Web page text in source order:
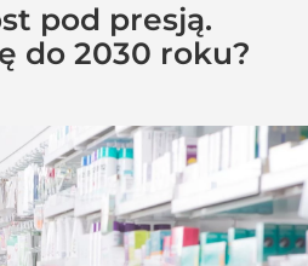
pod presją.
do 2030 roku?